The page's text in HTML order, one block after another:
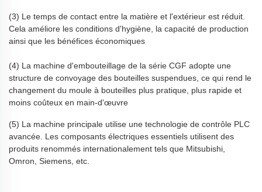
(3) Le temps de contact entre la matière et l'extérieur est réduit.
Cela améliore les conditions d'hygiène, la capacité de production
ainsi que les bénéfices économiques
(4) La machine d'embouteillage de la série CGF adopte une
structure de convoyage des bouteilles suspendues, ce qui rend le
changement du moule à bouteilles plus pratique, plus rapide et
moins coûteux en main-d'œuvre
(5) La machine principale utilise une technologie de contrôle PLC
avancée. Les composants électriques essentiels utilisent des
produits renommés internationalement tels que Mitsubishi,
Omron, Siemens, etc.